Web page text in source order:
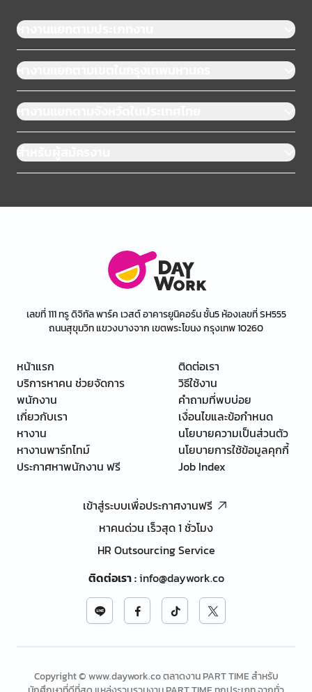
หางานแยกตามประเภทงาน
หางานแยกตามเขตในกรุงเทพมหานคร
หางานแยกตามจังหวัดในประเทศไทย
สำหรับผู้สมัครงาน
เลขที่ 111 ทรู ดิจิทัล พาร์ค เวสต์ อาคารยูนิคอร์น ชั้น5 ห้องเลขที่ SH555
ถนนสุขุมวิท แขวงบางจาก เขตพระโขนง กรุงเทพ 10260
หน้าแรก
บริการหาคน ช่วยจัดการ
พนักงาน
เกี่ยวกับเรา
หางาน
หางานพาร์ทไทม์
ประกาศหาพนักงาน ฟรี
ติดต่อเรา
วิธีใช้งาน
คำถามที่พบบ่อย
เงื่อนไขและข้อกำหนด
นโยบายความเป็นส่วนตัว
นโยบายการใช้ข้อมูลคุกกี้
Job Index
เข้าสู่ระบบเพื่อประกาศงานฟรี
หาคนด่วน เร็วสุด 1 ชั่วโมง
HR Outsourcing Service
ติดต่อเรา:info@daywork.co
Copyright © www.daywork.co ตลาดงาน PART TIME สำหรับ